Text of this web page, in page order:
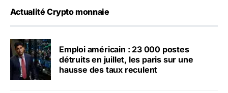
Actualité Crypto monnaie
Emploi américain : 23 000 postes
détruits en juillet, les paris sur une
hausse des taux reculent